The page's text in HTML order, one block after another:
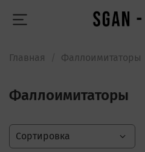
Главная Фаллоимитаторы
Фаллоимитаторы